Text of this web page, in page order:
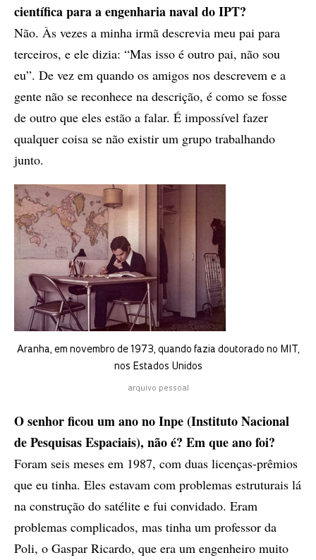
científica para a engenharia naval do IPT?
Não. Às vezes a minha irmã descrevia meu pai para
terceiros, e ele dizia: “Mas isso é outro pai, não sou
eu”. De vez em quando os amigos nos descrevem e a
gente não se reconhece na descrição, é como se fosse
de outro que eles estão a falar. É impossível fazer
qualquer coisa se não existir um grupo trabalhando
junto.
Aranha, em novembro de 1973, quando fazia doutorado no MIT,
nos Estados Unidos
arquivo pessoal
O senhor ficou um ano no Inpe (Instituto Nacional
de Pesquisas Espaciais), não é? Em que ano foi?
Foram seis meses em 1987, com duas licenças-prêmios
que eu tinha. Eles estavam com problemas estruturais lá
na construção do satélite e fui convidado. Eram
problemas complicados, mas tinha um professor da
Poli, o Gaspar Ricardo, que era um engenheiro muito